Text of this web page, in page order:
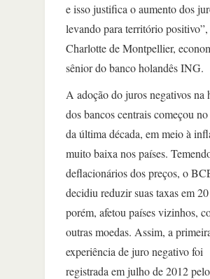
e isso justifica o aumento dos
levando para território positivo”,
Charlotte de Montpellier,
sênior do banco holandês ING.
A adoção do juros negativos na
dos bancos centrais começou
da última década, em meio à
muito baixa nos países.
deflacionários dos preços, o
decidiu reduzir suas taxas em
porém, afetou países vizinhos,
outras moedas. Assim, a
experiência de juro negativo foi
registrada em julho de 2012